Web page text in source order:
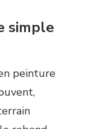
simple
peinture